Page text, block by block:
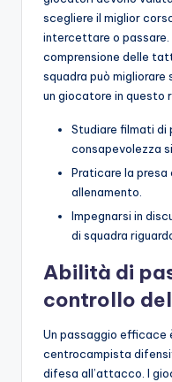
scegliere il miglior
intercettare o passare.
comprensione delle
squadra può
un giocatore in questo
Studiare filmati di
consapevolezza
Praticare la presa
allenamento.
Impegnarsi in
di squadra
Abilità di
controllo
Un passaggio efficace
centrocampista
difesa all’attacco. I